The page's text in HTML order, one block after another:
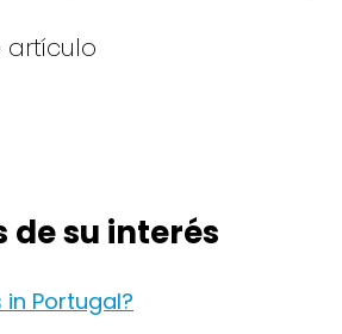
144 actividades
artículo
de su interés
in Portugal?